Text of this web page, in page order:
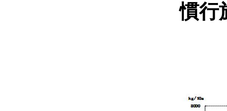
慣行